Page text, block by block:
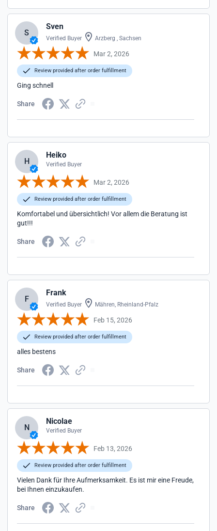
S
Sven
Verified Buyer Arzberg , Sachsen
Mar 2, 2026
Review provided after order fulfillment
Ging schnell
Share
H
Heiko
Verified Buyer
Mar 2, 2026
Review provided after order fulfillment
Komfortabel und übersichtlich! Vor allem die Beratung ist
gut!!!
Share
F
Frank
Verified Buyer Mähren, Rheinland-Pfalz
Feb 15, 2026
Review provided after order fulfillment
alles bestens
Share
N
Nicolae
Verified Buyer
Feb 13, 2026
Review provided after order fulfillment
Vielen Dank für Ihre Aufmerksamkeit. Es ist mir eine Freude,
bei Ihnen einzukaufen.
Share